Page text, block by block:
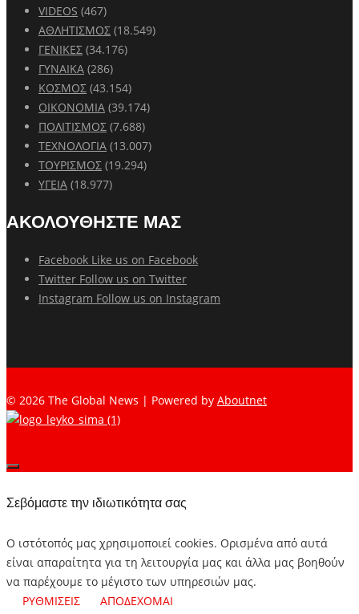
VIDEOS (467)
ΑΘΛΗΤΙΣΜΟΣ (18.549)
ΓΕΝΙΚΕΣ (34.176)
ΓΥΝΑΙΚΑ (286)
ΚΟΣΜΟΣ (43.154)
ΟΙΚΟΝΟΜΙΑ (39.174)
ΠΟΛΙΤΙΣΜΟΣ (7.688)
ΤΕΧΝΟΛΟΓΙΑ (13.007)
ΤΟΥΡΙΣΜΟΣ (19.294)
ΥΓΕΙΑ (18.977)
ΑΚΟΛΟΥΘΗΣΤΕ ΜΑΣ
Facebook Like us on Facebook
Twitter Follow us on Twitter
Instagram Follow us on Instagram
© 2026 The Global News | Powered by Aboutnet
Σεβόμαστε την ιδιωτικότητα σας
Ο ιστότοπός μας χρησιμοποιεί cookies. Ορισμένα από αυτά
είναι απαραίτητα για τη λειτουργία μας και άλλα μας βοηθούν
να παρέχουμε το μέγιστο των υπηρεσιών μας.
ΡΥΘΜΙΣΕΙΣ
ΑΠΟΔΕΧΟΜΑΙ